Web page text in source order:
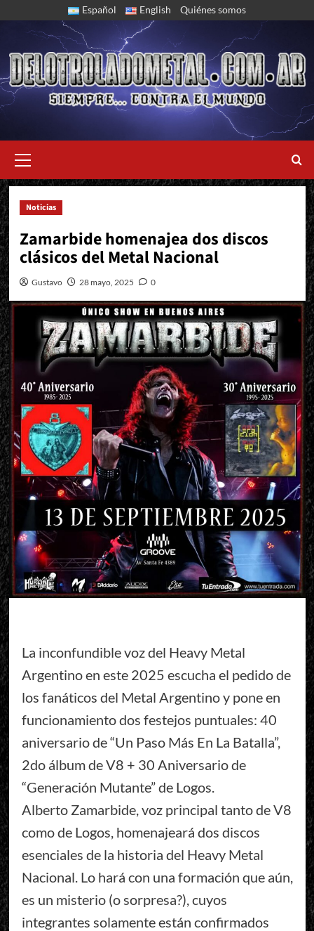
Español English Quiénes somos
Menu
Noticias
Zamarbide homenajea dos discos
clásicos del Metal Nacional
Gustavo 28 mayo, 2025 0
La inconfundible voz del Heavy Metal
Argentino en este 2025 escucha el pedido de
los fanáticos del Metal Argentino y pone en
funcionamiento dos festejos puntuales: 40
aniversario de “Un Paso Más En La Batalla”,
2do álbum de V8 + 30 Aniversario de
“Generación Mutante” de Logos.
Alberto Zamarbide, voz principal tanto de V8
como de Logos, homenajeará dos discos
esenciales de la historia del Heavy Metal
Nacional. Lo hará con una formación que aún,
es un misterio (o sorpresa?), cuyos
integrantes solamente están confirmados